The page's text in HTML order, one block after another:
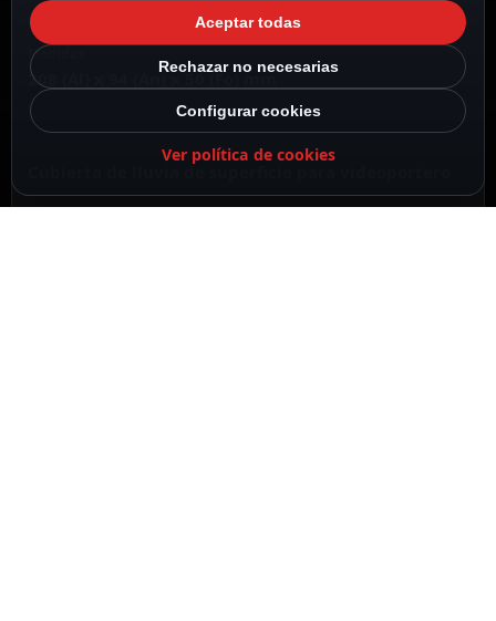
Medidas
208 (Al) x 94 (An) x 50 (Fo) mm
Cubierta de lluvia de superficie para videoportero
Aceptar todas
Rechazar no necesarias
Configurar cookies
Ver política de cookies